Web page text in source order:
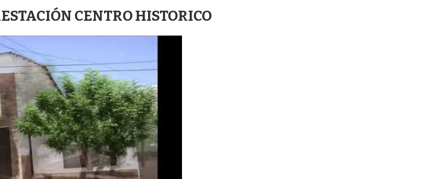
CENTRO HISTORICO